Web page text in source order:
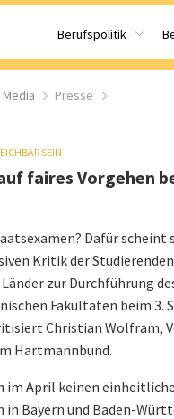
Berufspolitik
Presse
SEIN
faires Vorgehen
Dafür scheint
Kritik der
zur Durchführung
Fakultäten beim 3.
Christian Wolfram,
Hartmannbund.
im April keinen
Bayern und Baden-